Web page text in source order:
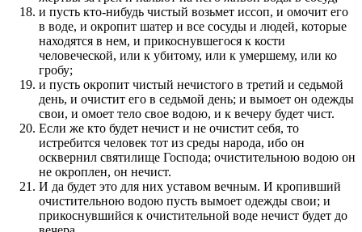
и пусть кто-нибудь чистый возьмет иссоп, и омочит его
в воде, и окропит шатер и все сосуды и людей, которые
находятся в нем, и прикоснувшегося к кости
человеческой, или к убитому, или к умершему, или ко
гробу;
и пусть окропит чистый нечистого в третий и седьмой
день, и очистит его в седьмой день; и вымоет он одежды
свои, и омоет тело свое водою, и к вечеру будет чист.
Если же кто будет нечист и не очистит себя, то
истребится человек тот из среды народа, ибо он
осквернил святилище Господа; очистительною водою он
не окроплен, он нечист.
И да будет это для них уставом вечным. И кропивший
очистительною водою пусть вымоет одежды свои; и
прикоснувшийся к очистительной воде нечист будет до